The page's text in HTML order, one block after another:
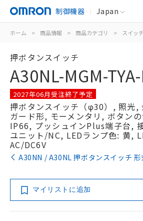
制御機器 Japan
ホーム > 商品情報 > 商品カテゴリ > スイッチ
押ボタンスイッチ
A30NL-MGM-
2027年06月受注終了予定
押ボタンスイッチ（φ30）, 照光,
ガード形, モーメンタリ, ボタン
IP66, プッシュインPlus端子台,
ユニット/NC, LEDランプ色: 黄,
AC/DC6V
A30NN / A30NL 押ボタンスイッチ
マイリストに追加